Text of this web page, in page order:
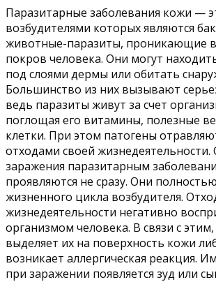
Паразитарные заболевания кожи —
возбудителями которых являются
животные-паразиты, проникающие
покров человека. Они могут
под слоями дермы или обитать
Большинство из них вызывают
ведь паразиты живут за счет
поглощая его витамины, полезные
клетки. При этом патогены
отходами своей
заражения паразитарным
проявляются не сразу. Они
жизненного цикла возбудителя.
жизнедеятельности негативно
организмом человека. В связи с
выделяет их на поверхность кожи
возникает аллергическая реакция.
при заражении появляется зуд или